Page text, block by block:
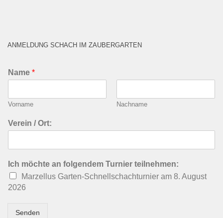
ANMELDUNG SCHACH IM ZAUBERGARTEN
Name *
Vorname Nachname
Verein / Ort:
Ich möchte an folgendem Turnier teilnehmen:
Marzellus Garten-Schnellschachturnier am 8. August
2026
Senden